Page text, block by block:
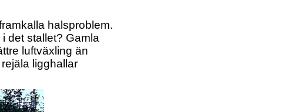
halsproblem.
det stallet? Gamla
luftväxling än
ligghallar